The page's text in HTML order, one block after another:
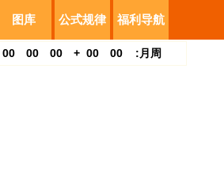
图库 公式规律 福利导航
00 00 00 + 00 00 : 月 周